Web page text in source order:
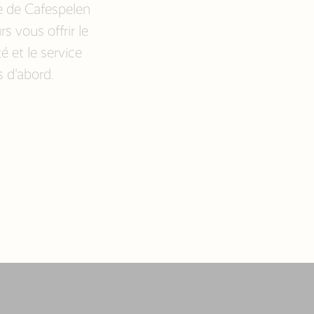
Cafespelen
vous offrir le
et le service
d'abord.